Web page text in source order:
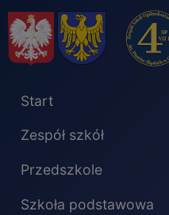
Start
Zespół szkół
Przedszkole
Szkoła podstawowa